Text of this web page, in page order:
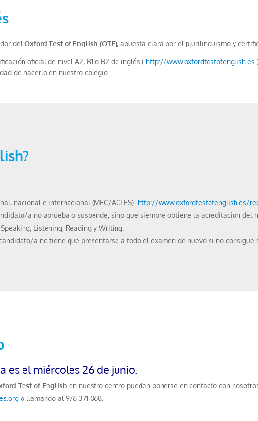
delOxford Test of English (OTE), apuesta clara por el plurilingüismo y
oficial de nivel A2, B1 o B2 de inglés ( http://www.oxfordtestofenglish.es
de hacerlo en nuestro colegio.
nacional e internacional (MEC/ACLES) http://www.oxfordtestofenglish.es/
a no aprueba o suspende, sino que siempre obtiene la acreditación del
Listening, Reading y Writing.
a no tiene que presentarse a todo el examen de nuevo si no consigue
es el miércoles 26 de junio.
Test of English en nuestro centro pueden ponerse en contacto con
o llamando al 976 371 068.